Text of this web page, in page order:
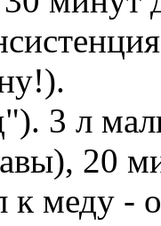
3 л
20
к меду -